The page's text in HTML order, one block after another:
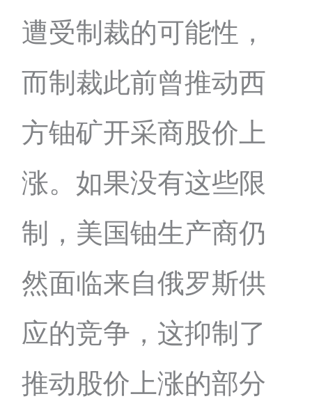
遭受制裁的可能性，
而制裁此前曾推动西
方铀矿开采商股价上
涨。如果没有这些限
制，美国铀生产商仍
然面临来自俄罗斯供
应的竞争，这抑制了
推动股价上涨的部分